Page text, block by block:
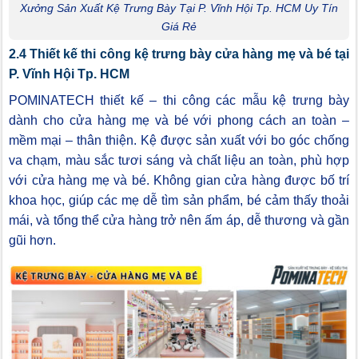
Xưởng Sản Xuất Kệ Trưng Bày Tại P. Vĩnh Hội Tp. HCM Uy Tín
Giá Rẻ
2.4 Thiết kế thi công kệ trưng bày cửa hàng mẹ và bé tại
P. Vĩnh Hội Tp. HCM
POMINATECH thiết kế – thi công các mẫu kệ trưng bày
dành cho cửa hàng mẹ và bé với phong cách an toàn –
mềm mại – thân thiện. Kệ được sản xuất với bo góc chống
va chạm, màu sắc tươi sáng và chất liệu an toàn, phù hợp
với cửa hàng mẹ và bé. Không gian cửa hàng được bố trí
khoa học, giúp các mẹ dễ tìm sản phẩm, bé cảm thấy thoải
mái, và tổng thể cửa hàng trở nên ấm áp, dễ thương và gần
gũi hơn.